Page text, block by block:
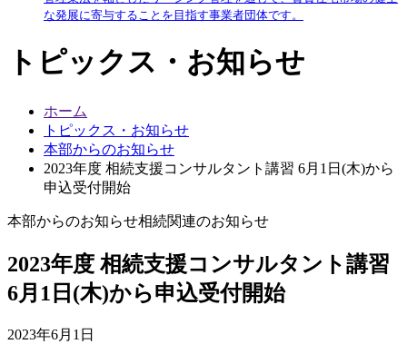
な発展に寄与することを目指す事業者団体です。
トピックス・お知らせ
ホーム
トピックス・お知らせ
本部からのお知らせ
2023年度 相続支援コンサルタント講習 6月1日(木)から
申込受付開始
本部からのお知らせ相続関連のお知らせ
2023年度 相続支援コンサルタント講習
6月1日(木)から申込受付開始
2023年6月1日